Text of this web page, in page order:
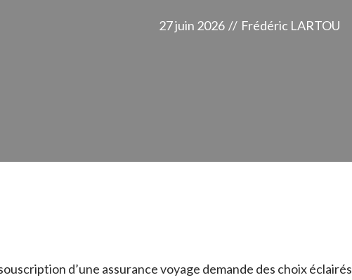
27 juin 2026 // Frédéric LARTOU
d’une assurance voyage demande des choix éclairés